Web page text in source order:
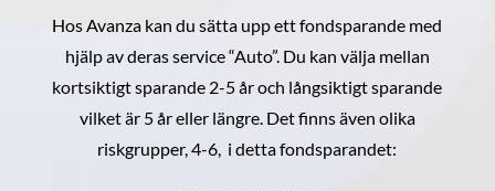
Hos Avanza kan du sätta upp ett fondsparande med
hjälp av deras service “Auto”. Du kan välja mellan
kortsiktigt sparande 2-5 år och långsiktigt sparande
vilket är 5 år eller längre. Det finns även olika
riskgrupper, 4-6, i detta fondsparandet: